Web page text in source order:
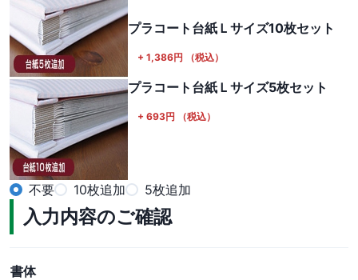
プラコート台紙Ｌサイズ10枚セット
+1,386円 （税込）
プラコート台紙Ｌサイズ5枚セット
+693円 （税込）
不要 10枚追加 5枚追加
入力内容のご確認
書体